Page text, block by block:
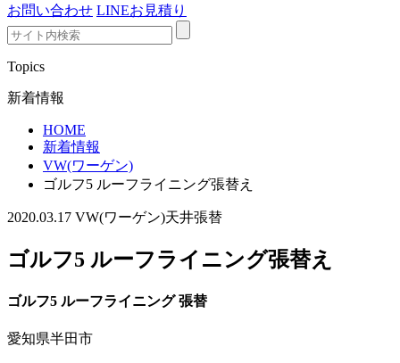
お問い合わせ LINEお見積り
Topics
新着情報
HOME
新着情報
VW(ワーゲン)
ゴルフ5 ルーフライニング張替え
2020.03.17 VW(ワーゲン)天井張替
ゴルフ5 ルーフライニング張替え
ゴルフ5 ルーフライニング 張替
愛知県半田市